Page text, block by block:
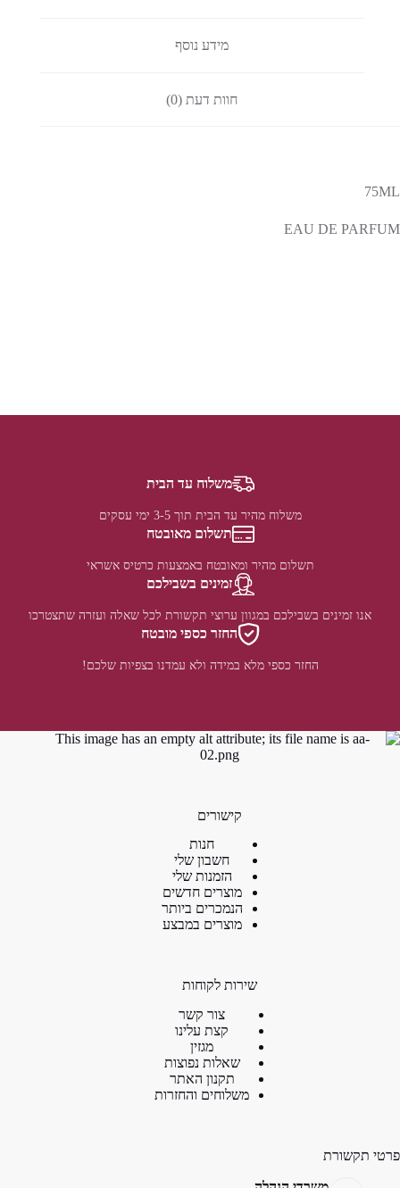
מידע נוסף
חוות דעת (0)
75ML
EAU DE PARFUM
משלוח עד הבית
משלוח מהיר עד הבית תוך 3-5 ימי עסקים
תשלום מאובטח
תשלום מהיר ומאובטח באמצעות כרטיס אשראי
זמינים בשבילכם
אנו זמינים בשבילכם במגוון ערוצי תקשורת לכל שאלה ועזרה שתצטרכו
החזר כספי מובטח
החזר כספי מלא במידה ולא עמדנו בצפיות שלכם!
קישורים
חנות
חשבון שלי
הזמנות שלי
מוצרים חדשים
הנמכרים ביותר
מוצרים במבצע
שירות לקוחות
צור קשר
קצת עלינו
מגזין
שאלות נפוצות
תקנון האתר
משלוחים והחזרות
פרטי תקשורת